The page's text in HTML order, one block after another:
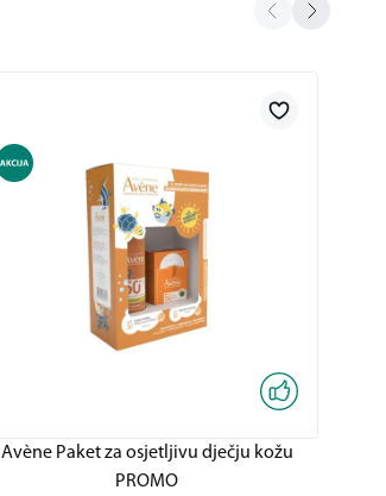
Avène Paket za osjetljivu dječju kožu
PROMO